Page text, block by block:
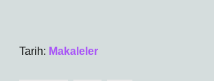
Tarih: Makaleler